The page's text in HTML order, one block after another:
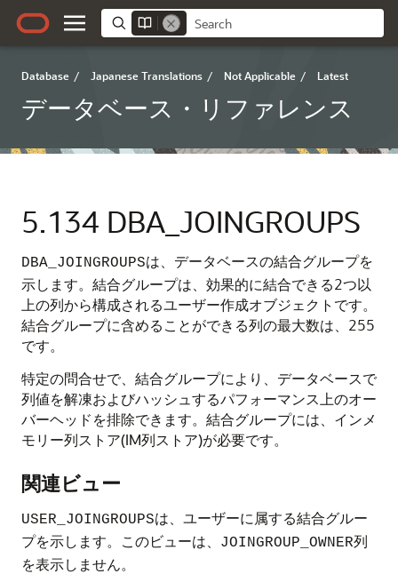
Database / Japanese Translations / Not Applicable / Latest
データベース・リファレンス
5.134 DBA_JOINGROUPS
DBA_JOINGROUPSは、データベースの結合グループを
示します。結合グループは、効果的に結合できる2つ以
上の列から構成されるユーザー作成オブジェクトです。
結合グループに含めることができる列の最大数は、255
です。
特定の問合せで、結合グループにより、データベースで
列値を解凍およびハッシュするパフォーマンス上のオー
バーヘッドを排除できます。結合グループには、インメ
モリー列ストア(IM列ストア)が必要です。
関連ビュー
USER_JOINGROUPSは、ユーザーに属する結合グルー
プを示します。このビューは、
JOINGROUP_OWNER列
を表示しません。